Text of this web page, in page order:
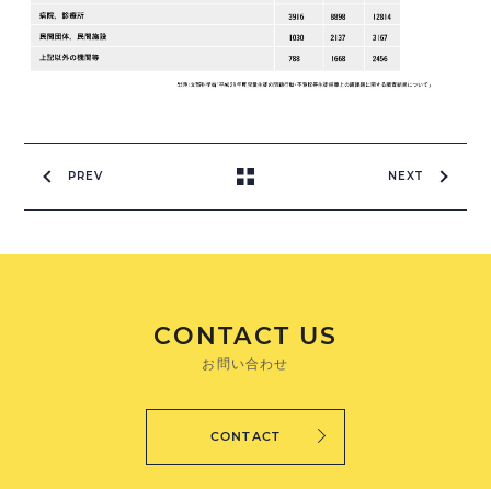
PREV NEXT
CONTACT US
お問い合わせ
CONTACT